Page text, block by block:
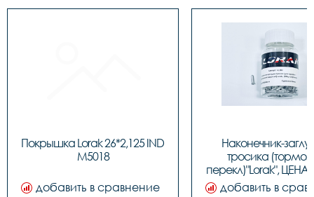
Покрышка Lorak 26*2,125 IND
M5018
добавить в сравнение
Наконечник-
тросика
перекл)"Lorak", ЦЕНА
(100шт в
добавить в